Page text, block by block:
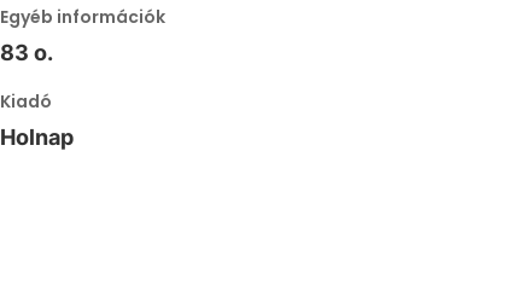
Egyéb információk
83 o.
Kiadó
Holnap